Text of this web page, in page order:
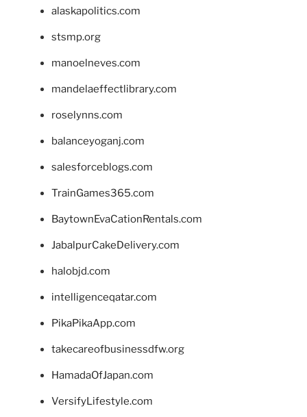
alaskapolitics.com
stsmp.org
manoelneves.com
mandelaeffectlibrary.com
roselynns.com
balanceyoganj.com
salesforceblogs.com
TrainGames365.com
BaytownEvaCationRentals.com
JabalpurCakeDelivery.com
halobjd.com
intelligenceqatar.com
PikaPikaApp.com
takecareofbusinessdfw.org
HamadaOfJapan.com
VersifyLifestyle.com